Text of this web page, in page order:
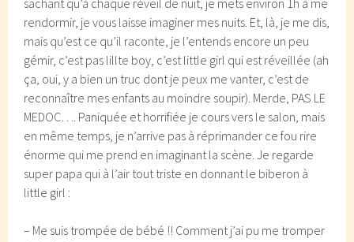
sachant qu’à chaque réveil de nuit, je mets environ 1h à me
rendormir, je vous laisse imaginer mes nuits. Et, là, je me dis,
mais qu’est ce qu’il raconte, je l’entends encore un peu
gémir, c’est pas lillte boy, c’est little girl qui est réveillée (ah
ça, oui, y a bien un truc dont je peux me vanter, c’est de
reconnaître mes enfants au moindre soupir). Merde, PAS LE
MEDOC…. Paniquée et horrifiée je cours vers le salon, mais
en même temps, je n’arrive pas à réprimander ce fou rire
énorme qui me prend en imaginant la scène. Je regarde
super papa qui à l’air tout triste en donnant le biberon à
little girl :
– Me suis trompée de bébé !! Comment j’ai pu me tromper